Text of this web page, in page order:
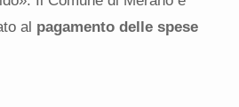
al pagamento delle spese